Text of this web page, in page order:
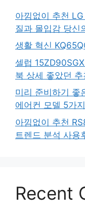
아낌없이 추천
질과 몰입감 당신
생활 혁신
셀럽
북 상세 좋았던 추
미리 준비하기 좋
에어컨 모델 5가
아낌없이 추천
트렌드 분석 사용
Recent